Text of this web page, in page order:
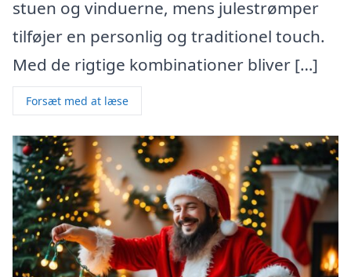
stuen og vinduerne, mens julestrømper
tilføjer en personlig og traditionel touch.
Med de rigtige kombinationer bliver […]
Forsæt med at læse